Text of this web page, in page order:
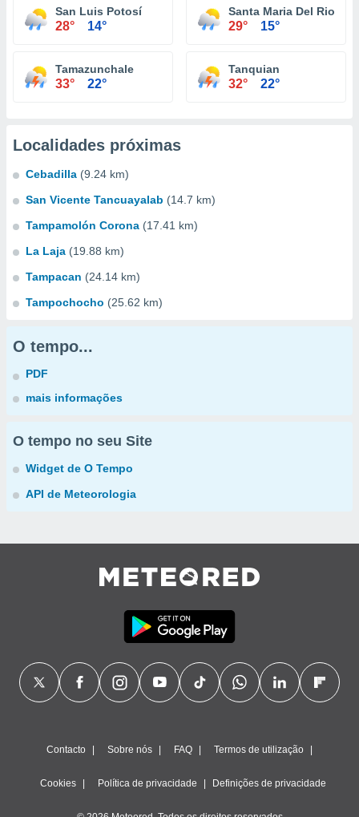
San Luis Potosí
28° 14°
Santa Maria Del Rio
29° 15°
Tamazunchale
33° 22°
Tanquian
32° 22°
Localidades próximas
Cebadilla (9.24 km)
San Vicente Tancuayalab (14.7 km)
Tampamolón Corona (17.41 km)
La Laja (19.88 km)
Tampacan (24.14 km)
Tampochocho (25.62 km)
O tempo...
PDF
mais informações
O tempo no seu Site
Widget de O Tempo
API de Meteorologia
Contacto Sobre nós FAQ Termos de utilização
Cookies Política de privacidade Definições de privacidade